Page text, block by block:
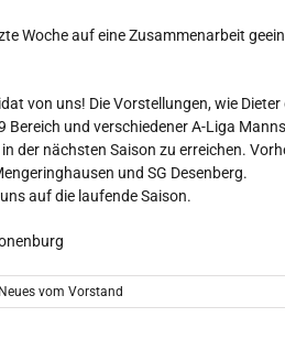
Woche auf eine Zusammenarbeit
von uns! Die Vorstellungen, wie
Bereich und verschiedener A-Liga
der nächsten Saison zu erreichen.
und SG Desenberg.
auf die laufende Saison.
Neues vom Vorstand